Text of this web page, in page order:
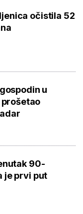
očistila 52
u
90-
je prvi put